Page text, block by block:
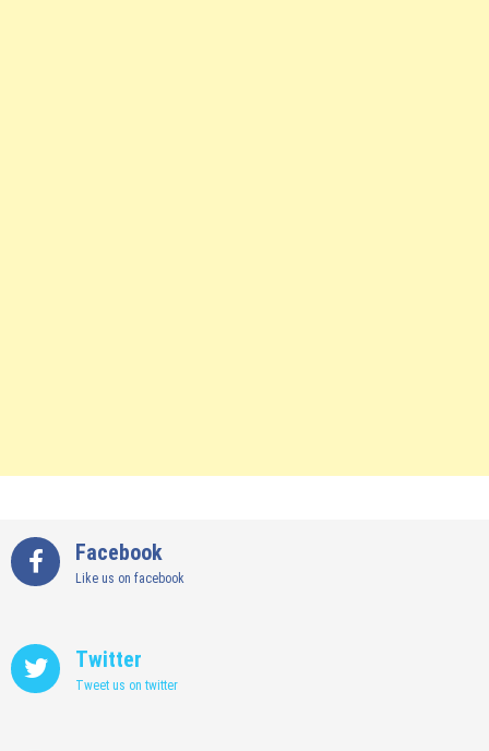
Facebook
Like us on facebook
Twitter
Tweet us on twitter